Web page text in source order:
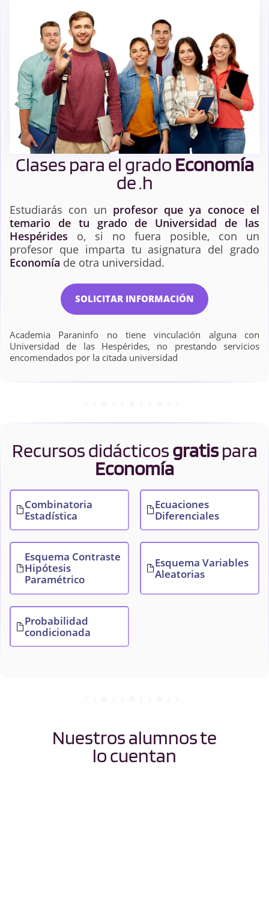
Clases para el grado Economía
de .h
Estudiarás con un profesor que ya conoce el
temario de tu grado de Universidad de las
Hespérides o, si no fuera posible, con un
profesor que imparta tu asignatura del grado
Economía de otra universidad.
SOLICITAR INFORMACIÓN
Academia Paraninfo no tiene vinculación alguna con
Universidad de las Hespérides, no prestando servicios
encomendados por la citada universidad
Recursos didácticosgratispara
Economía
Combinatoria
Estadística
Ecuaciones
Diferenciales
Esquema Contraste
Hipótesis
Paramétrico
Esquema Variables
Aleatorias
Probabilidad
condicionada
Nuestros alumnos te
lo cuentan